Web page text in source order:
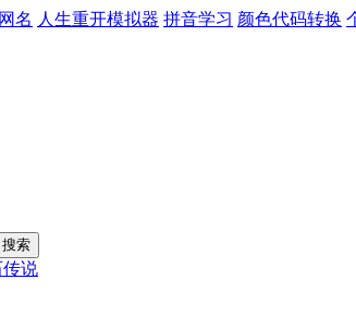
网名 人生重开模拟器 拼音学习 颜色代码转换
说